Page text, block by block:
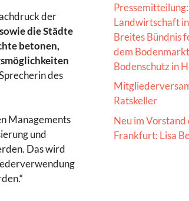
der
die Städte
betonen,
des
Managements
und
Das wird
Landwirtschaft
Breites Bündnis
dem
Bodenschutz in
Ratskeller
Neu im
Frankfurt: Lisa